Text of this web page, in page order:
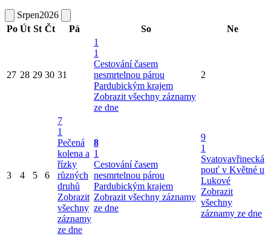
Srpen2026
Po Út St Čt Pá So Ne
27 28 29 30 31
1
1
Cestování časem
nesmrtelnou párou
Pardubickým krajem
Zobrazit všechny záznamy
ze dne
2
3 4 5 6
7
1
Pečená
kolena a
řízky
různých
druhů
Zobrazit
všechny
záznamy
ze dne
8
1
Cestování časem
nesmrtelnou párou
Pardubickým krajem
Zobrazit všechny záznamy
ze dne
9
1
Svatovavřinecká
pouť v Květné u
Lukové
Zobrazit
všechny
záznamy ze dne